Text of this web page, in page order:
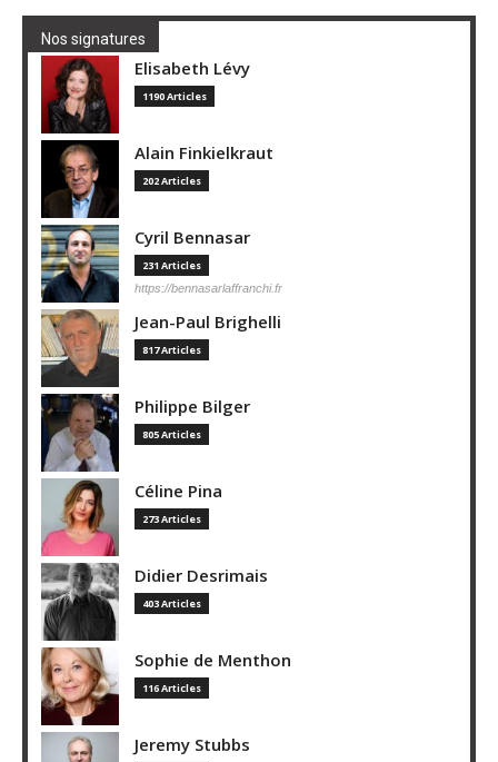
Nos signatures
Elisabeth Lévy
1190 Articles
Alain Finkielkraut
202 Articles
Cyril Bennasar
231 Articles
https://bennasarlaffranchi.fr
Jean-Paul Brighelli
817 Articles
Philippe Bilger
805 Articles
Céline Pina
273 Articles
Didier Desrimais
403 Articles
Sophie de Menthon
116 Articles
Jeremy Stubbs